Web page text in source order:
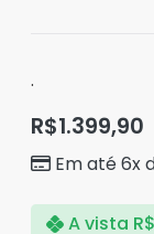
.
R$1.399,90
Em até 6x
A vista R$